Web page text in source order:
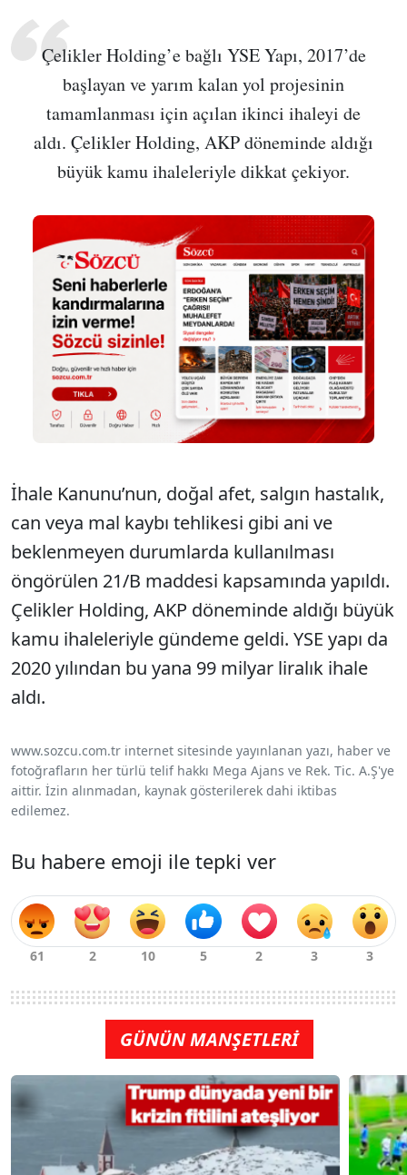
Çelikler Holding’e bağlı YSE Yapı, 2017’de
başlayan ve yarım kalan yol projesinin
tamamlanması için açılan ikinci ihaleyi de
aldı. Çelikler Holding, AKP döneminde aldığı
büyük kamu ihaleleriyle dikkat çekiyor.
İhale Kanunu’nun, doğal afet, salgın hastalık,
can veya mal kaybı tehlikesi gibi ani ve
beklenmeyen durumlarda kullanılması
öngörülen 21/B maddesi kapsamında yapıldı.
Çelikler Holding, AKP döneminde aldığı büyük
kamu ihaleleriyle gündeme geldi. YSE yapı da
2020 yılından bu yana 99 milyar liralık ihale
aldı.
www.sozcu.com.tr internet sitesinde yayınlanan yazı, haber ve
fotoğrafların her türlü telif hakkı Mega Ajans ve Rek. Tic. A.Ş'ye
aittir. İzin alınmadan, kaynak gösterilerek dahi iktibas
edilemez.
Bu habere emoji ile tepki ver
GÜNÜN MANŞETLERİ